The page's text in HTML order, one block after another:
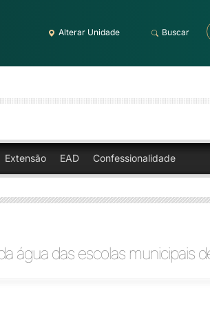
Alterar Unidade Buscar
Extensão EAD Confessionalidade
água das escolas municipais